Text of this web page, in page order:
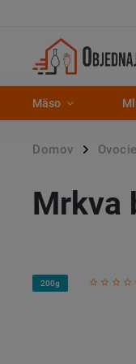
Mäso
Domov /
Mrkva
200g